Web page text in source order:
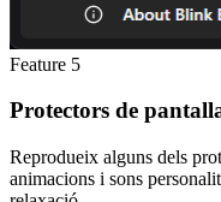
Feature 5
Protectors de
Reprodueix alguns dels
animacions i sons